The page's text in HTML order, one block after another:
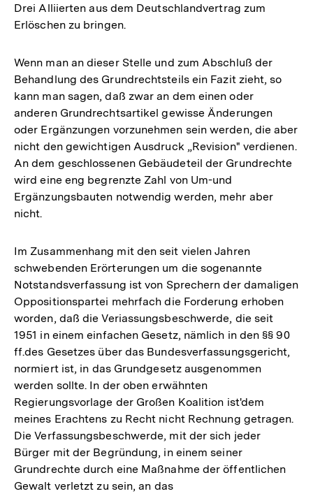
Drei Alliierten aus dem Deutschlandvertrag zum
Erlöschen zu bringen.
Wenn man an dieser Stelle und zum Abschluß der
Behandlung des Grundrechtsteils ein Fazit zieht, so
kann man sagen, daß zwar an dem einen oder
anderen Grundrechtsartikel gewisse Änderungen
oder Ergänzungen vorzunehmen sein werden, die aber
nicht den gewichtigen Ausdruck „Revision" verdienen.
An dem geschlossenen Gebäudeteil der Grundrechte
wird eine eng begrenzte Zahl von Um-und
Ergänzungsbauten notwendig werden, mehr aber
nicht.
Im Zusammenhang mit den seit vielen Jahren
schwebenden Erörterungen um die sogenannte
Notstandsverfassung ist von Sprechern der damaligen
Oppositionspartei mehrfach die Forderung erhoben
worden, daß die Veriassungsbeschwerde, die seit
1951 in einem einfachen Gesetz, nämlich in den §§ 90
ff.des Gesetzes über das Bundesverfassungsgericht,
normiert ist, in das Grundgesetz ausgenommen
werden sollte. In der oben erwähnten
Regierungsvorlage der Großen Koalition ist'dem
meines Erachtens zu Recht nicht Rechnung getragen.
Die Verfassungsbeschwerde, mit der sich jeder
Bürger mit der Begründung, in einem seiner
Grundrechte durch eine Maßnahme der öffentlichen
Gewalt verletzt zu sein, an das